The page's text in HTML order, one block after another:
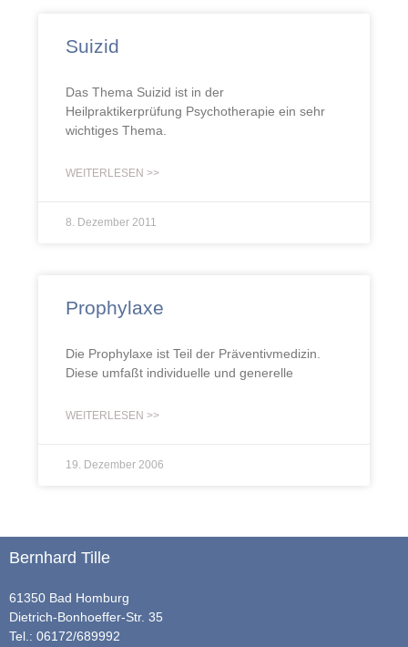
Suizid
Das Thema Suizid ist in der
Heilpraktikerprüfung Psychotherapie ein sehr
wichtiges Thema.
WEITERLESEN >>
8. Dezember 2011
Prophylaxe
Die Prophylaxe ist Teil der Präventivmedizin.
Diese umfaßt individuelle und generelle
WEITERLESEN >>
19. Dezember 2006
Bernhard Tille
61350 Bad Homburg
Dietrich-Bonhoeffer-Str. 35
Tel.: 06172/689992